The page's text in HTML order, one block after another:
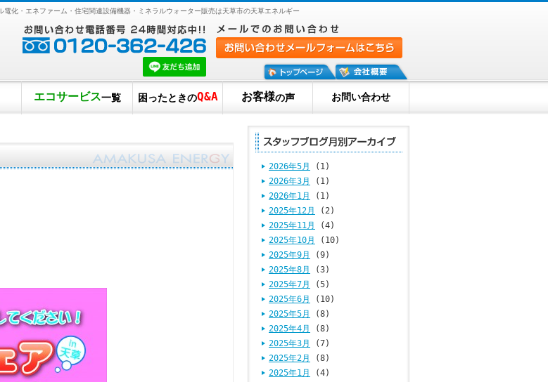
・エネファーム・住宅関連設備機器・ミネラルウォーター販売は天草市の天草エネルギー
エコサービス一覧 困ったときのQ&A お客様の声 お問い合わせ
2026年5月
(1)
2026年3月
(1)
2026年1月
(1)
2025年12月
(2)
2025年11月
(4)
2025年10月
(10)
2025年9月
(9)
2025年8月
(3)
2025年7月
(5)
2025年6月
(10)
2025年5月
(8)
2025年4月
(8)
2025年3月
(7)
2025年2月
(8)
2025年1月
(4)